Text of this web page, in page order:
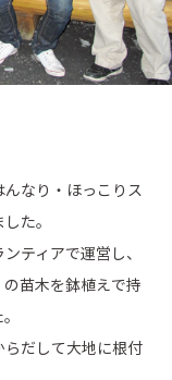
なり・ほっこりス
た。
ティアで運営し、
苗木を鉢植えで持
だして大地に根付